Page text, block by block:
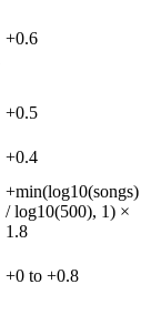
+0.6
+0.5
+0.4
+min(log10(songs)
/ log10(500), 1) ×
1.8
+0 to +0.8